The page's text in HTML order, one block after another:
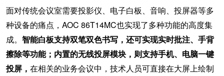
面对传统会议室需要投影仪、电子白板、音响、投屏器等多
种设备的痛点， AOC 86T14MC也实现了多种功能的高度集
成。 智能白板支持双笔双色书写，还可实现实时批注、手背
擦除等功能；内置的无线投屏模块，则支持手机、电脑一键
投屏， 在相关的业务会议中，技术人员可直接在大屏上绘制